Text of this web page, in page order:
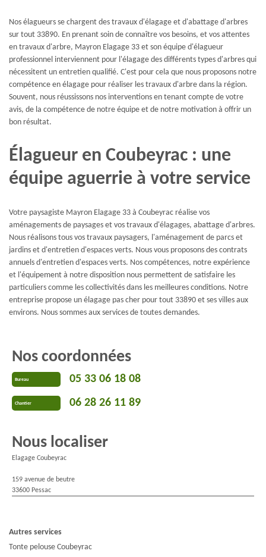
Nos élagueurs se chargent des travaux d'élagage et d'abattage d'arbres
sur tout 33890. En prenant soin de connaître vos besoins, et vos attentes
en travaux d'arbre, Mayron Elagage 33 et son équipe d'élagueur
professionnel interviennent pour l'élagage des différents types d'arbres qui
nécessitent un entretien qualifié. C'est pour cela que nous proposons notre
compétence en élagage pour réaliser les travaux d'arbre dans la région.
Souvent, nous réussissons nos interventions en tenant compte de votre
avis, de la compétence de notre équipe et de notre motivation à offrir un
bon résultat.
Élagueur en Coubeyrac : une
équipe aguerrie à votre service
Votre paysagiste Mayron Elagage 33 à Coubeyrac réalise vos
aménagements de paysages et vos travaux d'élagages, abattage d'arbres.
Nous réalisons tous vos travaux paysagers, l'aménagement de parcs et
jardins et d'entretien d'espaces verts. Nous vous proposons des contrats
annuels d'entretien d'espaces verts. Nos compétences, notre expérience
et l'équipement à notre disposition nous permettent de satisfaire les
particuliers comme les collectivités dans les meilleures conditions. Notre
entreprise propose un élagage pas cher pour tout 33890 et ses villes aux
environs. Nous sommes aux services de toutes demandes.
Nos coordonnées
Bureau 05 33 06 18 08
Chantier 06 28 26 11 89
Nous localiser
Elagage Coubeyrac
159 avenue de beutre
33600 Pessac
Autres services
Tonte pelouse Coubeyrac